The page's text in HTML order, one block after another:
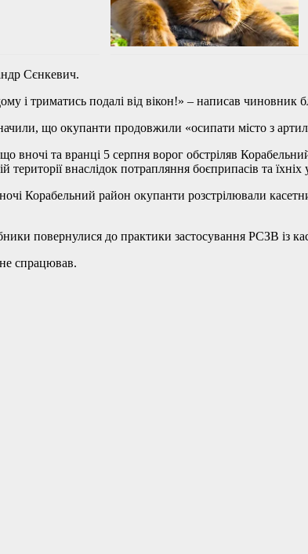
Сєнкевич.
і триматись подалі від вікон!» – написав чиновник
що окупанти продовжили «осипати місто з
що вночі та вранці 5 серпня ворог обстріляв
внаслідок потрапляння боєприпасів та їхніх
Корабельний район окупанти розстрілювали
повернулися до практики застосування РСЗВ із
спрацював.